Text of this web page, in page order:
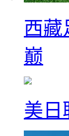
西藏
巅
美日